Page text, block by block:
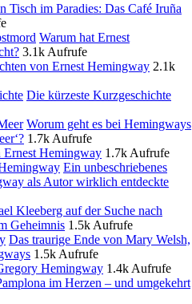
Tisch im Paradies: Das Café Iruña
Warum hat Ernest
3.1k Aufrufe
von Ernest Hemingway 2.1k
Die kürzeste Kurzgeschichte
Worum geht es bei Hemingways
1.7k Aufrufe
Ernest Hemingway 1.7k Aufrufe
Ein unbeschriebenes
als Autor wirklich entdeckte
Kleeberg auf der Suche nach
Geheimnis 1.5k Aufrufe
Das traurige Ende von Mary Welsh,
1.5k Aufrufe
Hemingway 1.4k Aufrufe
im Herzen – und umgekehrt